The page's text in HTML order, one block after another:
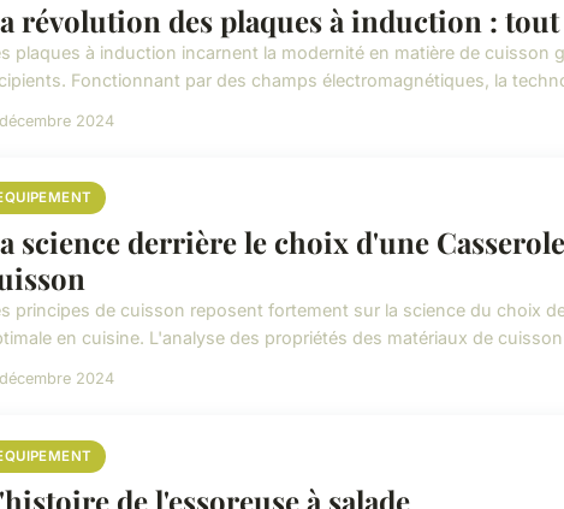
révolution des plaques à induction : tout
plaques à induction incarnent la modernité en matière de cuisson
Fonctionnant par des champs électromagnétiques, la
décembre 2024
science derrière le choix d'une
principes de cuisson reposent fortement sur la science du choix
en cuisine. L'analyse des propriétés des matériaux de
décembre 2024
de l'essoreuse à salade